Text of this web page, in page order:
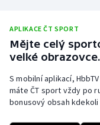
Rychlobruslení
Rychlostní
Short track
APLIKACE ČT SPORT
Mějte celý
velké obrazovce.
S mobilní aplikací,
máte ČT sport vždy po
bonusový obsah kdekoli